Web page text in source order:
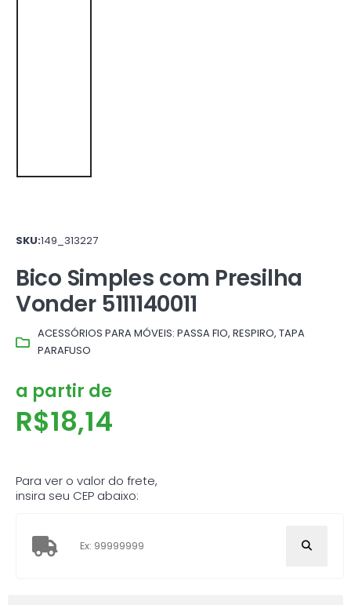
SKU:149_313227
Bico Simples com Presilha
Vonder 5111140011
ACESSÓRIOS PARA MÓVEIS: PASSA FIO, RESPIRO, TAPA
PARAFUSO
a partir de
R$18,14
Para ver o valor do frete,
insira seu CEP abaixo: